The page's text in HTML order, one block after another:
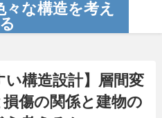
な構造を考え
る
い構造設計】層間変
傷の関係と建物の